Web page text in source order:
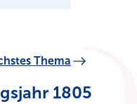
Thema
1805